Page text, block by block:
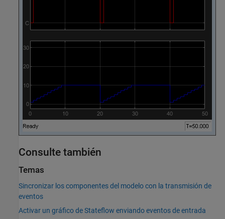
Consulte también
Temas
Sincronizar los componentes del modelo con la transmisión de
eventos
Activar un gráfico de Stateflow enviando eventos de entrada